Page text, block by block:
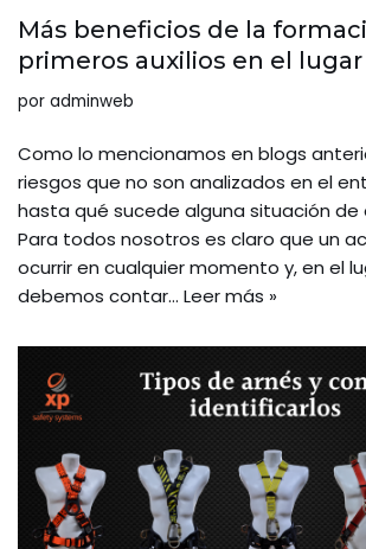
Más beneficios de la
primeros auxilios en el
por adminweb
Como lo mencionamos en blogs
riesgos que no son analizados en el
hasta qué sucede alguna situación de
Para todos nosotros es claro que un
ocurrir en cualquier momento y, en el
debemos contar… Leer más »